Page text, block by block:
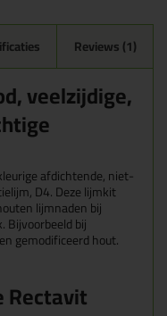
Reviews (1)
veelzijdige,
afdichtende, niet-
D4. Deze lijmkit
lijmnaden bij
Bijvoorbeeld bij
gemodificeerd hout.
Rectavit